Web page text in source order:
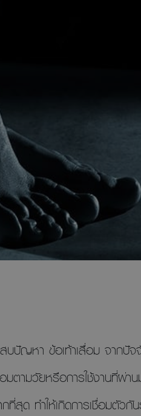
บปัญหา ข้อเท้าเสื่อม จากปั
มตามวัยหรือการใช้งานที่ผ่าน
ที่สุด ทำให้เกิดการเชื่อมตัว